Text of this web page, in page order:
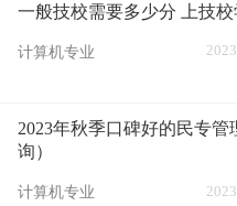
一般技校需要多少分 上技
计算机专业
2023年秋季口碑好的民专管
询）
计算机专业